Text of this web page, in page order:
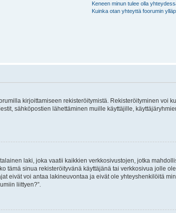
Keneen minun tulee olla
Kuinka otan yhteyttä foorumin
kirjoittamiseen rekisteröitymistä. Rekisteröityminen voi
sähköpostien lähettäminen muille käyttäjille,
laki, joka vaatii kaikkien verkkosivustojen, jotka
tämä sinua rekisteröityvänä käyttäjänä tai verkkosivua jolle
eivät voi antaa lakineuvontaa ja eivät ole yhteyshenkilöitä
liittyen?”.